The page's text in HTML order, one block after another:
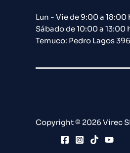
Lun - Vie de 9:00 a 18:00
Sábado de 10:00 a 13:00
Temuco: Pedro Lagos 396
Copyright © 2026 Virec